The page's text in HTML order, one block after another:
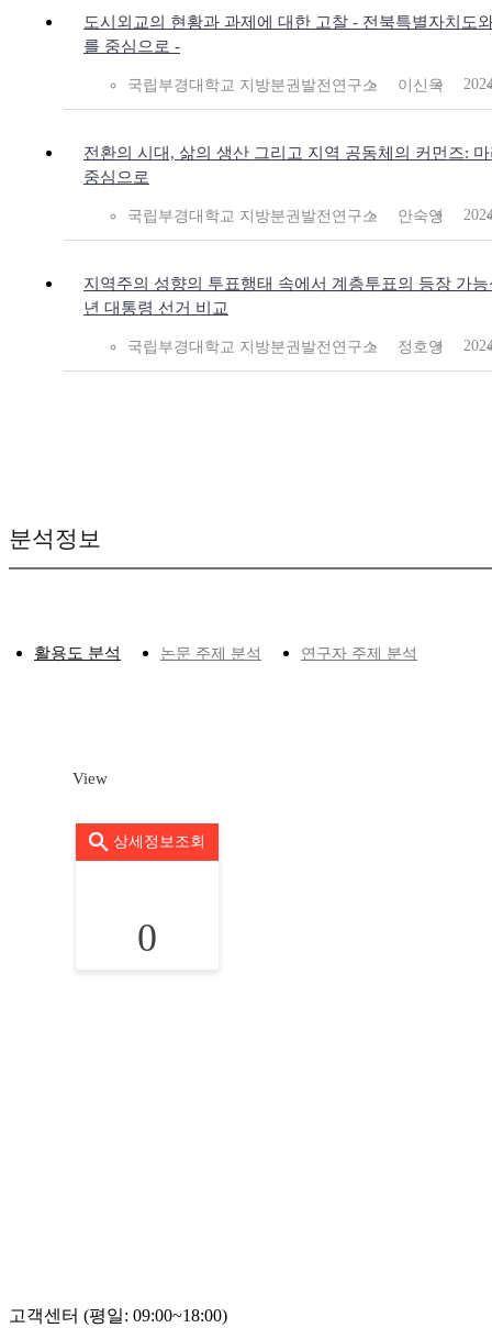
도시외교의 현황과 과제에 대한 고찰 - 전북특별자치도
를 중심으로 -
국립부경대학교 지방분권발전연구소 이신욱
전환의 시대, 삶의 생산 그리고 지역 공동체의 커먼즈:
중심으로
국립부경대학교 지방분권발전연구소 안숙영
지역주의 성향의 투표행태 속에서 계층투표의 등장 가
년 대통령 선거 비교
국립부경대학교 지방분권발전연구소 정호영
분석정보
활용도 분석 논문 주제 분석 연구자 주제 분석
View
상세정보조회
0
고객센터 (평일: 09:00~18:00)